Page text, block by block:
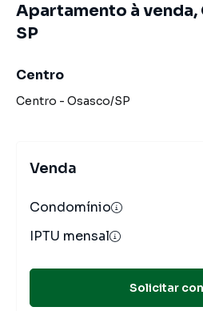
Apartamento à venda,
SP
Centro
Centro - Osasco/SP
Venda
Condomínio
IPTU mensal
Solicitar